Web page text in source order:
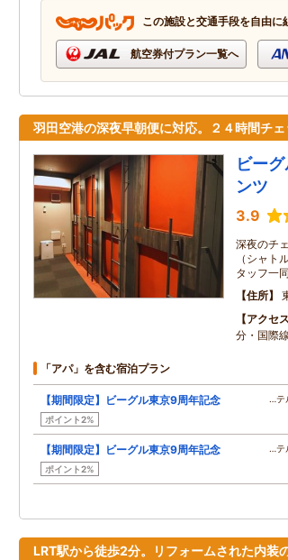
この施設と交通手段を自由
航空券付プラン一覧へ
羽田空港の深夜早朝便に対応。２４時間チェ
ビー
ンツ
3.9
深夜のチ
（シャト
タッフ一
住所
アクセス
分・国際
「アパ」を含む宿泊プラン
【期間限定】ビーグル東京9周年記念
ポイント2%
…テ
【期間限定】ビーグル東京9周年記念
ポイント2%
…テ
LRT駅から徒歩2分。リフォームされた内装